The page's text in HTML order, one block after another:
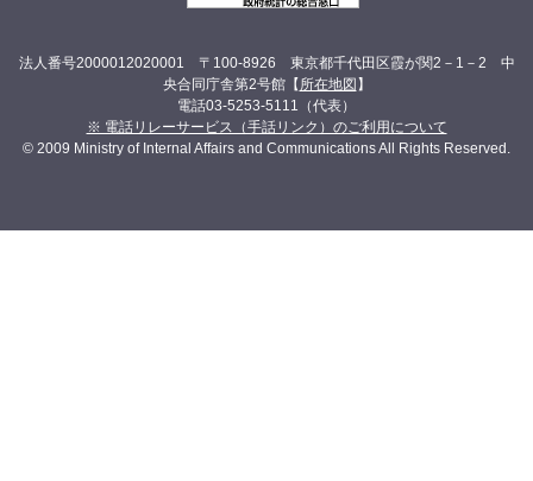
法人番号2000012020001 〒100-8926 東京都千代田区霞が関2－1－2 中
央合同庁舎第2号館【 所在地図 】
電話03-5253-5111（代表）
※ 電話リレーサービス（手話リンク）のご利用について
© 2009 Ministry of Internal Affairs and Communications All Rights Reserved.